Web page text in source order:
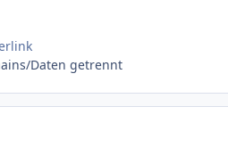
Daten getrennt